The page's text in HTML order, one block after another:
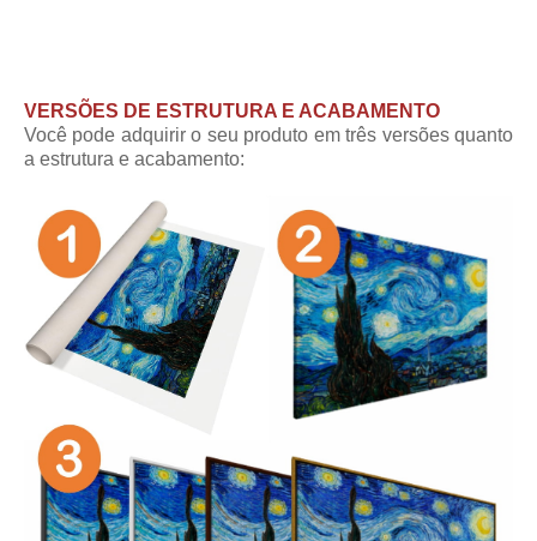
VERSÕES DE ESTRUTURA E ACABAMENTO
Você pode adquirir o seu produto em três versões quanto
a estrutura e acabamento: